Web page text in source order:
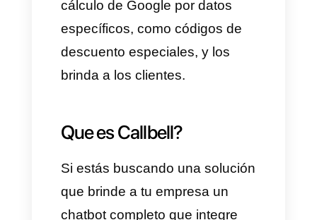
De esta manera ya tendremos
actualización de base de datos
de cada usuario que nos
escriba en automático.